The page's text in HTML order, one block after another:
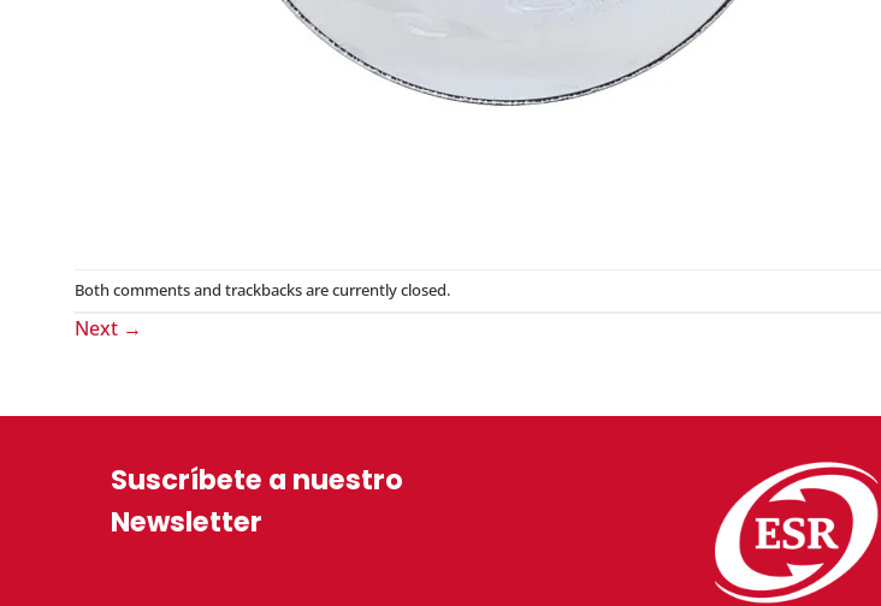
Both comments and trackbacks are currently closed.
Next →
Suscríbete a nuestro
Newsletter